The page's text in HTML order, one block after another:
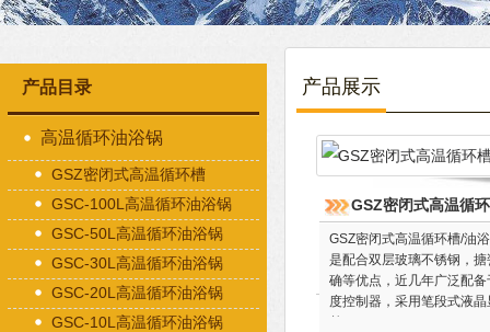
产品目录
高温循环油浴锅
GSZ密闭式高温循环槽
GSC-100L高温循环油浴锅
GSC-50L高温循环油浴锅
GSC-30L高温循环油浴锅
GSC-20L高温循环油浴锅
GSC-10L高温循环油浴锅
产品展示
GSZ密闭式高温循
GSZ密闭式高温循环槽/油
是配合双层玻璃不锈钢，
确等优点，近几年广泛配
度控制器，采用笔段式液